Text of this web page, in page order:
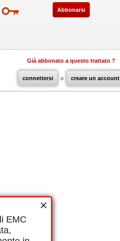
EMC
Abbonarsi
Già abbonato a questo trattato ?
connettersi o creare un account